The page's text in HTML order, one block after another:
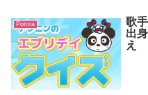
Potora
歌
出
え